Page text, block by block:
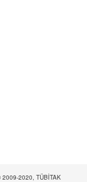
2009-2020, TÜBİTAK